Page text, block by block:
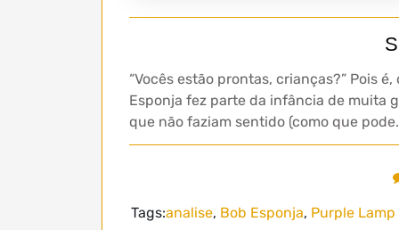
“Vocês estão prontas, crianças?” Pois
Esponja fez parte da infância de muita
que não faziam sentido (como que
Tags:analise, Bob Esponja, Purple